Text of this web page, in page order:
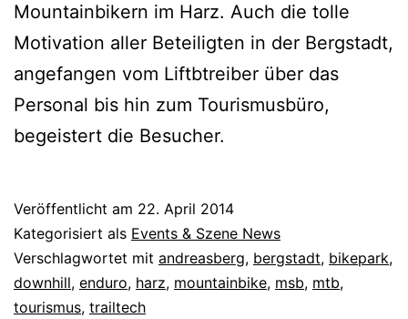
Mountainbikern im Harz. Auch die tolle
Motivation aller Beteiligten in der Bergstadt,
angefangen vom Liftbtreiber über das
Personal bis hin zum Tourismusbüro,
begeistert die Besucher.
Veröffentlicht am 22. April 2014
Kategorisiert als Events & Szene News
Verschlagwortet mit andreasberg, bergstadt, bikepark,
downhill, enduro, harz, mountainbike, msb, mtb,
tourismus, trailtech